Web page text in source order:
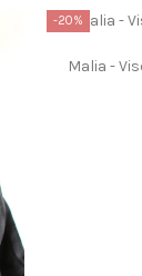
-20%
Malia -